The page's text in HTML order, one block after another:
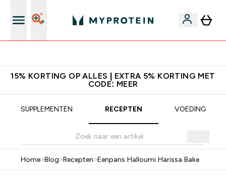
15% KORTING OP ALLES | EXTRA 5% KORTING MET
CODE: MEER
SUPPLEMENTEN RECEPTEN VOEDING
Home>Blog>Recepten>Eenpans Halloumi Harissa Bake